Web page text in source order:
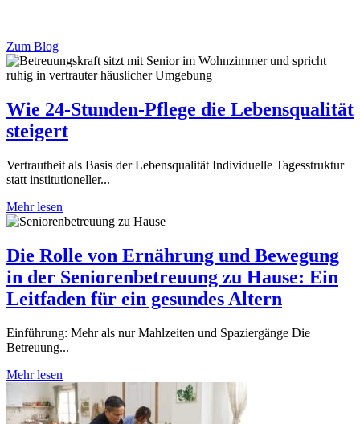
Zum Blog
Wie 24-Stunden-Pflege die Lebensqualität
steigert
Vertrautheit als Basis der Lebensqualität Individuelle Tagesstruktur
statt institutioneller...
Mehr lesen
Die Rolle von Ernährung und Bewegung
in der Seniorenbetreuung zu Hause: Ein
Leitfaden für ein gesundes Altern
Einführung: Mehr als nur Mahlzeiten und Spaziergänge Die
Betreuung...
Mehr lesen